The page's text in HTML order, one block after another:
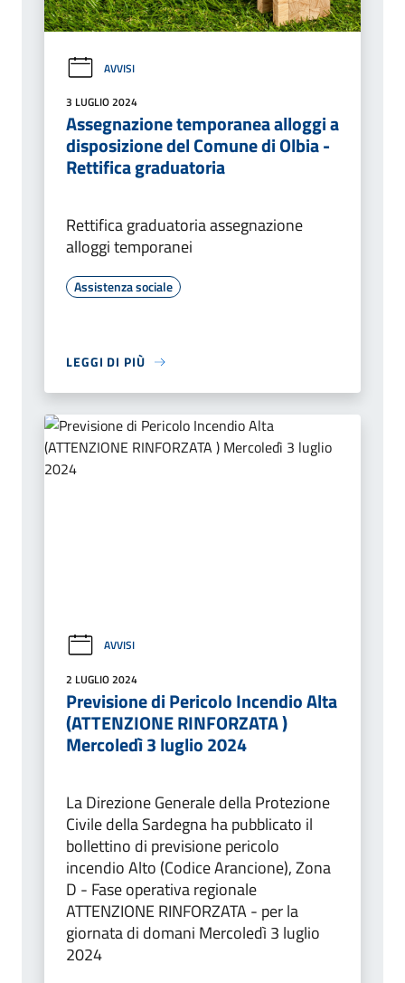
AVVISI
3 LUGLIO 2024
Assegnazione temporanea alloggi a
disposizione del Comune di Olbia -
Rettifica graduatoria
Rettifica graduatoria assegnazione
alloggi temporanei
Assistenza sociale
LEGGI DI PIÙ
AVVISI
2 LUGLIO 2024
Previsione di Pericolo Incendio Alta
(ATTENZIONE RINFORZATA )
Mercoledì 3 luglio 2024
La Direzione Generale della Protezione
Civile della Sardegna ha pubblicato il
bollettino di previsione pericolo
incendio Alto (Codice Arancione), Zona
D - Fase operativa regionale
ATTENZIONE RINFORZATA - per la
giornata di domani Mercoledì 3 luglio
2024